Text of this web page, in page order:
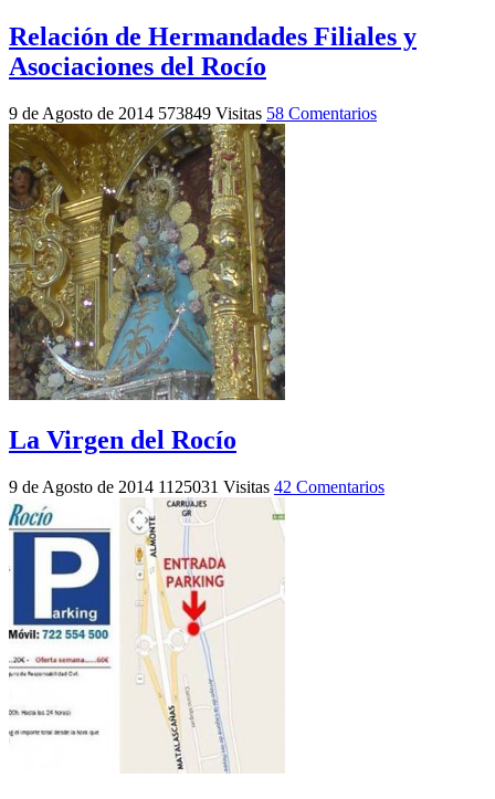
Relación de Hermandades Filiales y
Asociaciones del Rocío
9 de Agosto de 2014 573849 Visitas 58 Comentarios
La Virgen del Rocío
9 de Agosto de 2014 1125031 Visitas 42 Comentarios